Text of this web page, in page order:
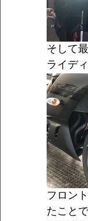
そして
ライデ
フロン
たことで